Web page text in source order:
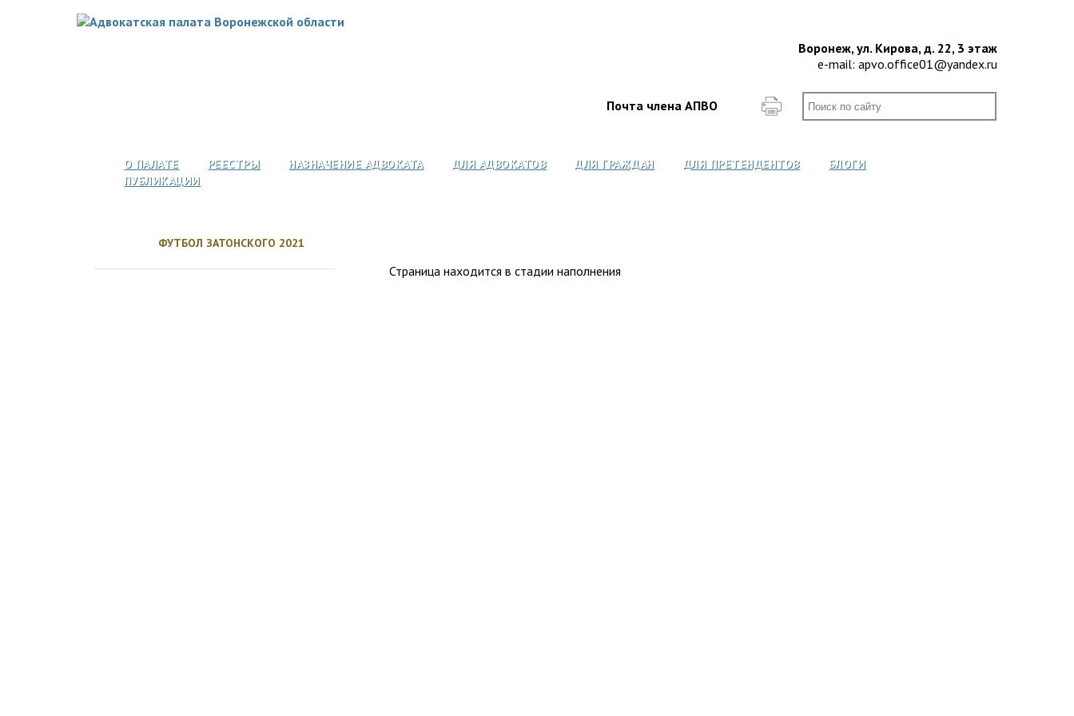
Воронеж, ул. Кирова, д. 22, 3 этаж
e-mail: apvo.office01@yandex.ru
Почта члена АПВО
О ПАЛАТЕ РЕЕСТРЫ НАЗНАЧЕНИЕ АДВОКАТА ДЛЯ АДВОКАТОВ ДЛЯ ГРАЖДАН ДЛЯ ПРЕТЕНДЕНТОВ
БЛОГИ
ПУБЛИКАЦИИ
ФУТБОЛ ЗАТОНСКОГО 2021
Страница находится в стадии наполнения